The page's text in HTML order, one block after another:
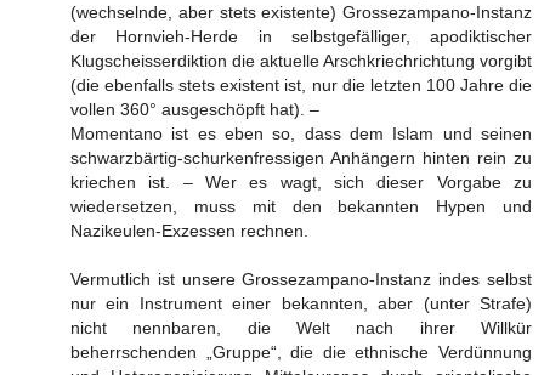
(wechselnde, aber stets existente) Grossezampano-Instanz
der Hornvieh-Herde in selbstgefälliger, apodiktischer
Klugscheisserdiktion die aktuelle Arschkriechrichtung vorgibt
(die ebenfalls stets existent ist, nur die letzten 100 Jahre die
vollen 360° ausgeschöpft hat). –
Momentano ist es eben so, dass dem Islam und seinen
schwarzbärtig-schurkenfressigen Anhängern hinten rein zu
kriechen ist. – Wer es wagt, sich dieser Vorgabe zu
wiedersetzen, muss mit den bekannten Hypen und
Nazikeulen-Exzessen rechnen.
Vermutlich ist unsere Grossezampano-Instanz indes selbst
nur ein Instrument einer bekannten, aber (unter Strafe)
nicht nennbaren, die Welt nach ihrer Willkür
beherrschenden „Gruppe“, die die ethnische Verdünnung